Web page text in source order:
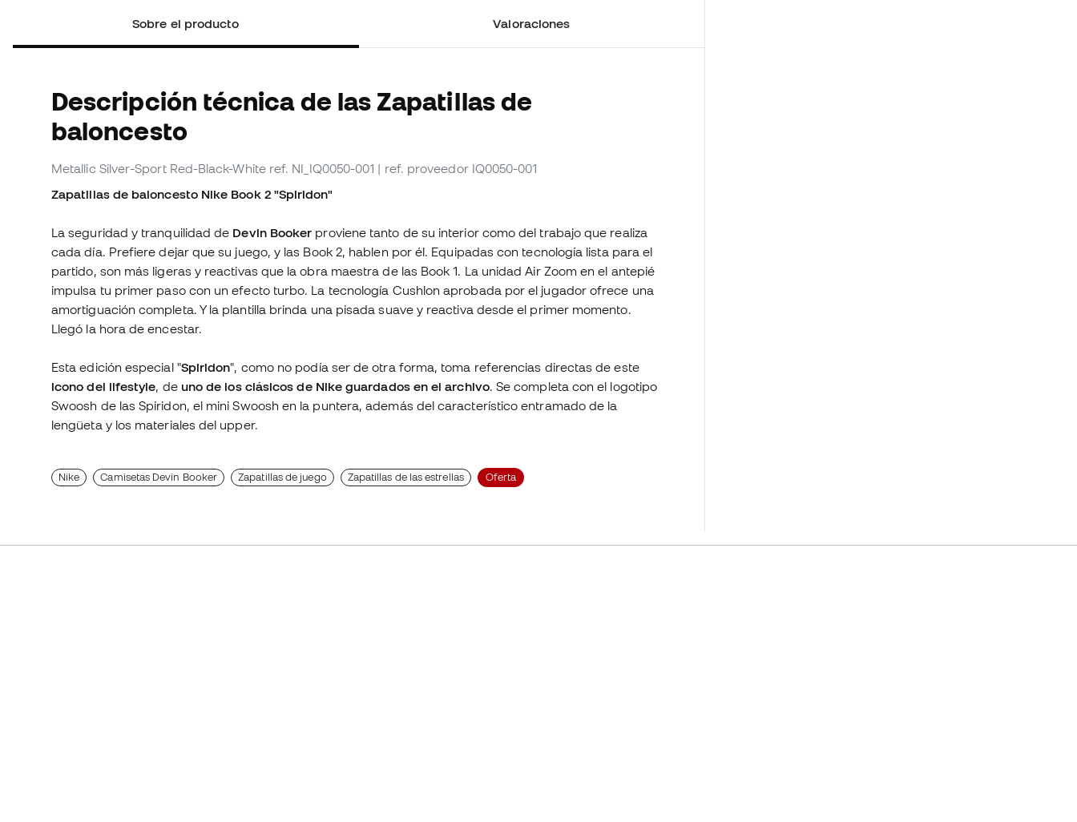
Sobre el producto Valoraciones
Descripción técnica de las Zapatillas de
baloncesto
Metallic Silver-Sport Red-Black-White ref. NI_IQ0050-001 | ref. proveedor IQ0050-001
Zapatillas de baloncesto Nike Book 2 "Spiridon"
La seguridad y tranquilidad de Devin Booker proviene tanto de su interior como del trabajo que realiza
cada día. Prefiere dejar que su juego, y las Book 2, hablen por él. Equipadas con tecnología lista para el
partido, son más ligeras y reactivas que la obra maestra de las Book 1. La unidad Air Zoom en el antepié
impulsa tu primer paso con un efecto turbo. La tecnología Cushlon aprobada por el jugador ofrece una
amortiguación completa. Y la plantilla brinda una pisada suave y reactiva desde el primer momento.
Llegó la hora de encestar.
Esta edición especial "Spiridon", como no podía ser de otra forma, toma referencias directas de este
icono del lifestyle, de uno de los clásicos de Nike guardados en el archivo. Se completa con el logotipo
Swoosh de las Spiridon, el mini Swoosh en la puntera, además del característico entramado de la
lengüeta y los materiales del upper.
Nike Camisetas Devin Booker Zapatillas de juego Zapatillas de las estrellas Oferta